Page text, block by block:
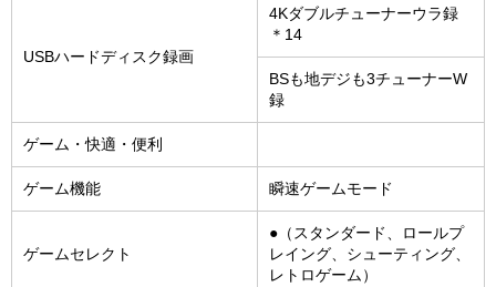
USBハードディスク録画
4Kダブルチューナーウラ録
＊14
BSも地デジも3チューナーW
録
ゲーム・快適・便利
ゲーム機能 瞬速ゲームモード
ゲームセレクト
●（スタンダード、ロールプ
レイング、シューティング、
レトロゲーム）